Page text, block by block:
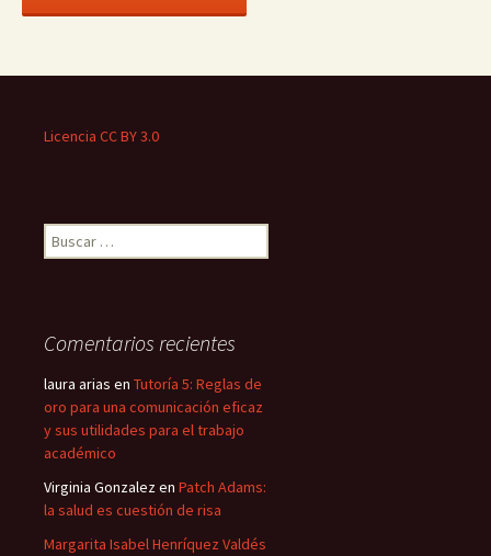
Licencia CC BY 3.0
Buscar:
Comentarios recientes
laura arias en Tutoría 5: Reglas de
oro para una comunicación eficaz
y sus utilidades para el trabajo
académico
Virginia Gonzalezen Patch Adams:
la salud es cuestión de risa
Margarita Isabel Henríquez Valdés